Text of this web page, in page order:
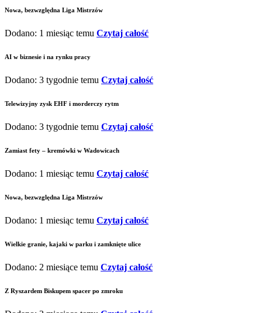
Nowa, bezwzględna Liga Mistrzów
Dodano: 1 miesiąc temu Czytaj całość
AI w biznesie i na rynku pracy
Dodano: 3 tygodnie temu Czytaj całość
Telewizyjny zysk EHF i morderczy rytm
Dodano: 3 tygodnie temu Czytaj całość
Zamiast fety – kremówki w Wadowicach
Dodano: 1 miesiąc temu Czytaj całość
Nowa, bezwzględna Liga Mistrzów
Dodano: 1 miesiąc temu Czytaj całość
Wielkie granie, kajaki w parku i zamknięte ulice
Dodano: 2 miesiące temu Czytaj całość
Z Ryszardem Biskupem spacer po zmroku